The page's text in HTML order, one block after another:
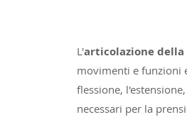
L'articolazione della
movimenti e funzioni
flessione,
necessari per la